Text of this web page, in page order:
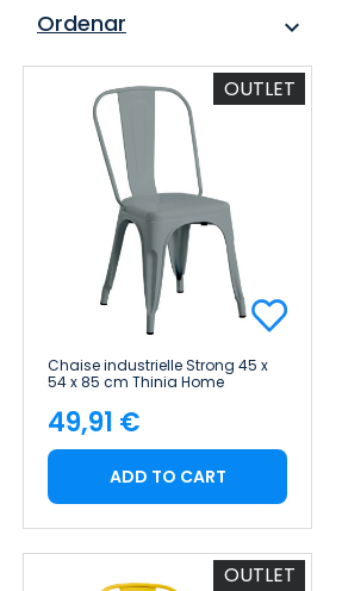
Ordenar expand_more
OUTLET
Chaise industrielle Strong 45 x
54 x 85 cm Thinia Home
Price
49,91 €
ADD TO CART
OUTLET